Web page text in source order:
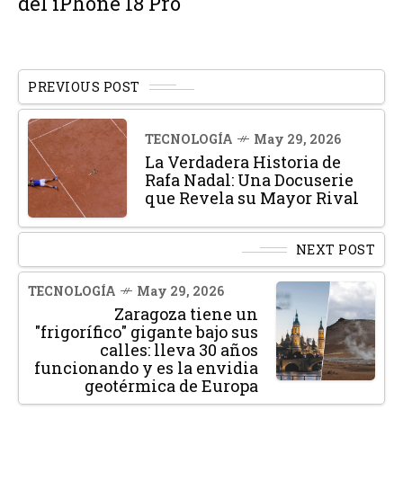
PREVIOUS POST
TECNOLOGÍA May 29, 2026
La Verdadera Historia de
Rafa Nadal: Una Docuserie
que Revela su Mayor Rival
NEXT POST
TECNOLOGÍA May 29, 2026
Zaragoza tiene un
"frigorífico" gigante bajo sus
calles: lleva 30 años
funcionando y es la envidia
geotérmica de Europa